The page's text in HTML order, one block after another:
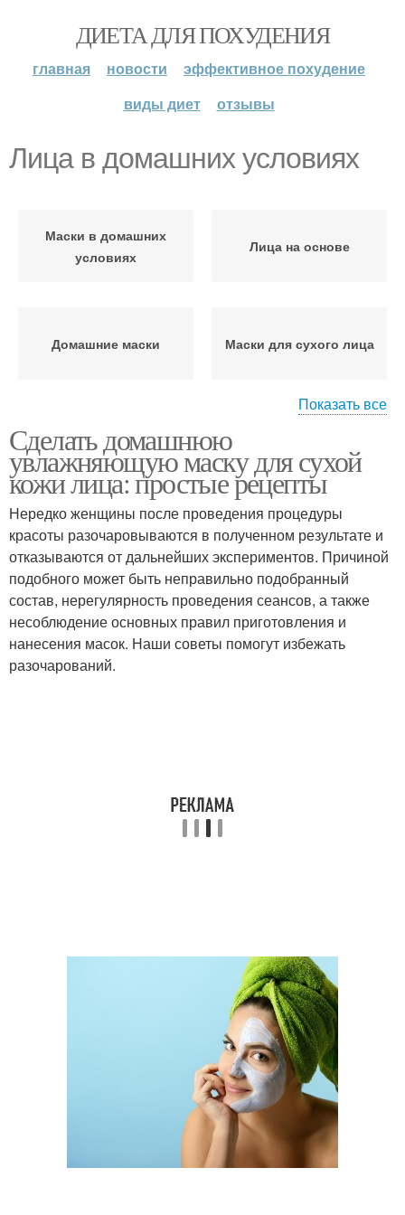
ДИЕТА ДЛЯ ПОХУДЕНИЯ
главная новости
эффективное похудение
виды диет
отзывы
Лица в домашних условиях
Маски в домашних
условиях
Лица на основе
Домашние маски Маски для сухого лица
Маска для сухого лица
Маска на лице
Лица на загрязненной
коже
Лица на мокрых или Условия для лица
Лица на
чувствительную кожу
Домашние средства
Показать все
Сделать домашнюю
увлажняющую маску для сухой
кожи лица: простые рецепты
Нередко женщины после проведения процедуры
красоты разочаровываются в полученном результате и
отказываются от дальнейших экспериментов. Причиной
подобного может быть неправильно подобранный
состав, нерегулярность проведения сеансов, а также
несоблюдение основных правил приготовления и
нанесения масок. Наши советы помогут избежать
разочарований.